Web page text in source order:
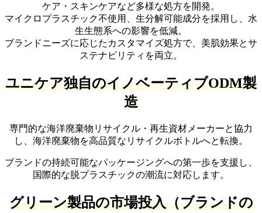
ケア・スキンケアなど多様な処方を開発。
マイクロプラスチック不使用、生分解可能成分を採用し、水
生生態系への影響を低減。
ブランドニーズに応じたカスタマイズ処方で、美肌効果とサ
ステナビリティを両立。
ユニケア独自のイノベーティブODM製
造
専門的な海洋廃棄物リサイクル ・再生資材メーカーと協力
し、海洋廃棄物を高品質なリサイクルボトルへと転換。
ブランドの持続可能なパッケージングへの第一歩を支援し、
国際的な脱プラスチックの潮流に対応します。
グリーン製品の市場投入（ブランドの